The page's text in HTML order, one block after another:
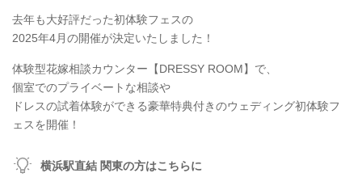
去年も大好評だった初体験フェスの
2025年4月の開催が決定いたしました！
体験型花嫁相談カウンター【DRESSY ROOM】で、
個室でのプライベートな相談や
ドレスの試着体験ができる豪華特典付きのウェディング初体験フ
ェスを開催！
横浜駅直結 関東の方はこちらに